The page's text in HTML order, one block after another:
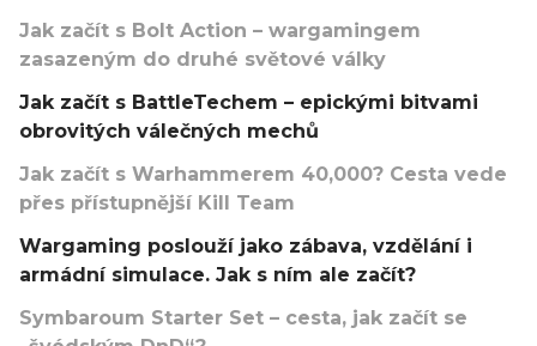
Jak začít s Bolt Action – wargamingem
zasazeným do druhé světové války
Jak začít s BattleTechem – epickými bitvami
obrovitých válečných mechů
Jak začít s Warhammerem 40,000? Cesta vede
přes přístupnější Kill Team
Wargaming poslouží jako zábava, vzdělání i
armádní simulace. Jak s ním ale začít?
Symbaroum Starter Set – cesta, jak začít se